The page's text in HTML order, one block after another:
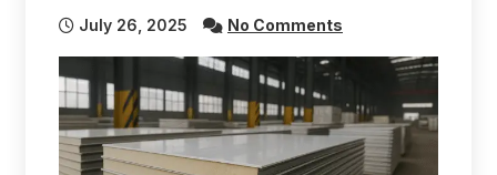
July 26, 2025 No Comments